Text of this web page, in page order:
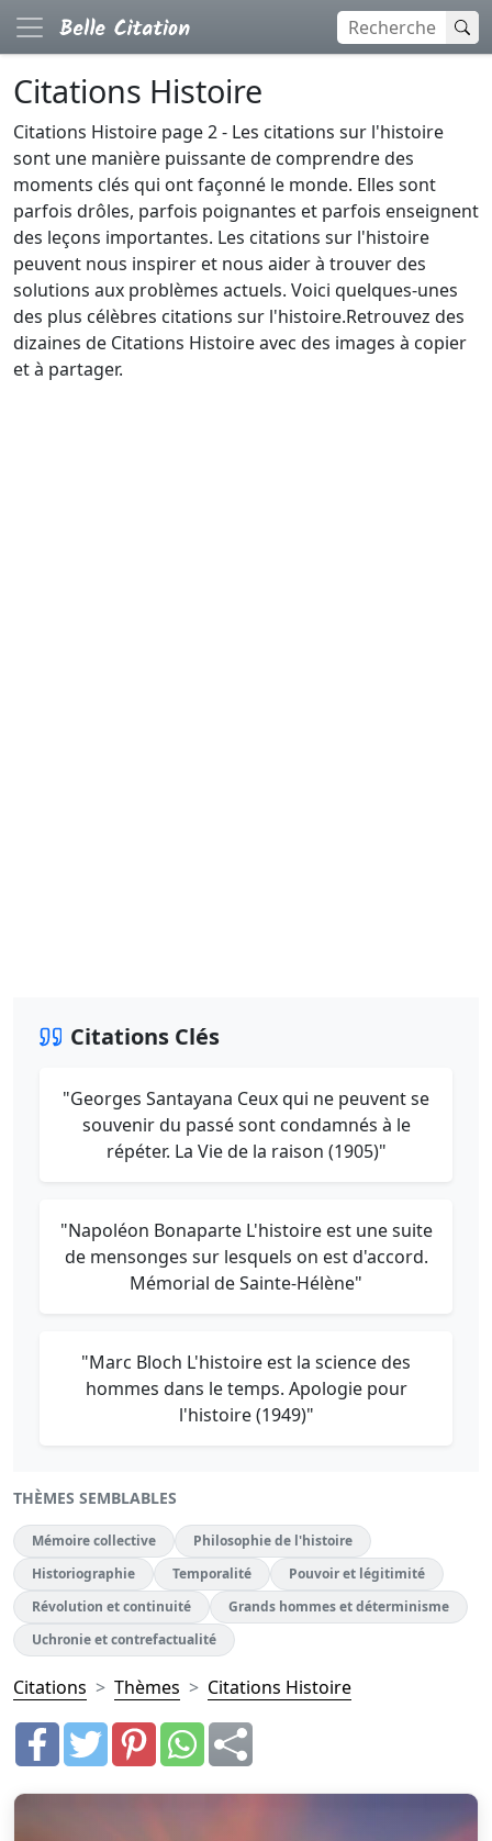
Citations Histoire
Citations Histoire page 2 - Les citations sur l'histoire
sont une manière puissante de comprendre des
moments clés qui ont façonné le monde. Elles sont
parfois drôles, parfois poignantes et parfois enseignent
des leçons importantes. Les citations sur l'histoire
peuvent nous inspirer et nous aider à trouver des
solutions aux problèmes actuels. Voici quelques-unes
des plus célèbres citations sur l'histoire.Retrouvez des
dizaines de Citations Histoire avec des images à copier
et à partager.
Citations Clés
"Georges Santayana Ceux qui ne peuvent se
souvenir du passé sont condamnés à le
répéter. La Vie de la raison (1905)"
"Napoléon Bonaparte L'histoire est une suite
de mensonges sur lesquels on est d'accord.
Mémorial de Sainte-Hélène"
"Marc Bloch L'histoire est la science des
hommes dans le temps. Apologie pour
l'histoire (1949)"
THÈMES SEMBLABLES
Mémoire collective
Philosophie de l'histoire
Historiographie
Temporalité
Pouvoir et légitimité
Révolution et continuité
Grands hommes et déterminisme
Uchronie et contrefactualité
Citations Thèmes Citations Histoire